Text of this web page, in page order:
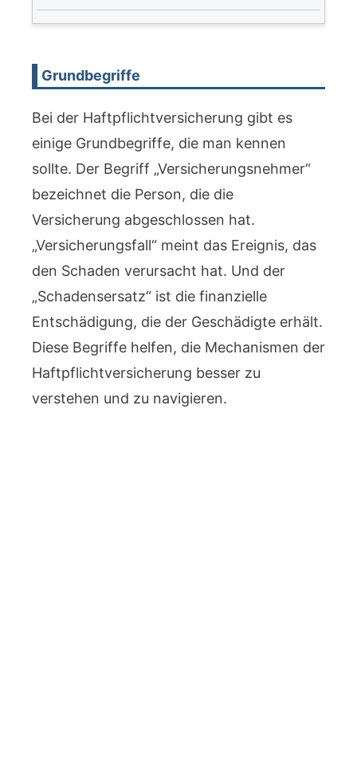
Grundbegriffe
Bei der Haftpflichtversicherung gibt es
einige Grundbegriffe, die man kennen
sollte. Der Begriff „Versicherungsnehmer“
bezeichnet die Person, die die
Versicherung abgeschlossen hat.
„Versicherungsfall“ meint das Ereignis, das
den Schaden verursacht hat. Und der
„Schadensersatz“ ist die finanzielle
Entschädigung, die der Geschädigte erhält.
Diese Begriffe helfen, die Mechanismen der
Haftpflichtversicherung besser zu
verstehen und zu navigieren.